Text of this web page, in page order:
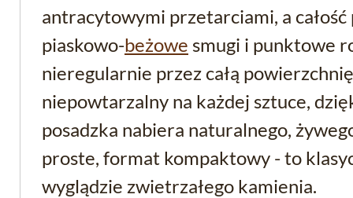
antracytowymi przetarciami, a całość
piaskowo-beżowe smugi i punktowe
nieregularnie przez całą
niepowtarzalny na każdej sztuce,
posadzka nabiera naturalnego,
proste, format kompaktowy - to
wyglądzie zwietrzałego kamienia.